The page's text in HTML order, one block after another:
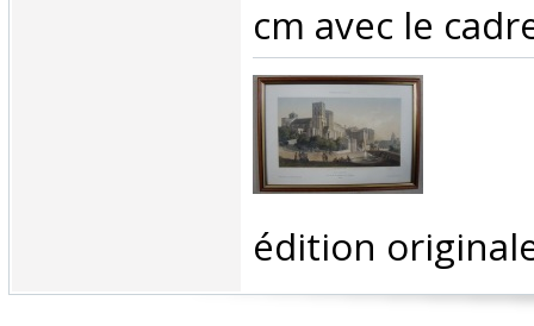
cm avec le
‎édition